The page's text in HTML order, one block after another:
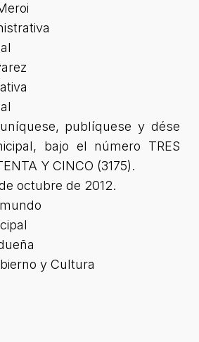
publíquese y dése
bajo el número TRES
Y CINCO (3175).
octubre de 2012.
y Cultura